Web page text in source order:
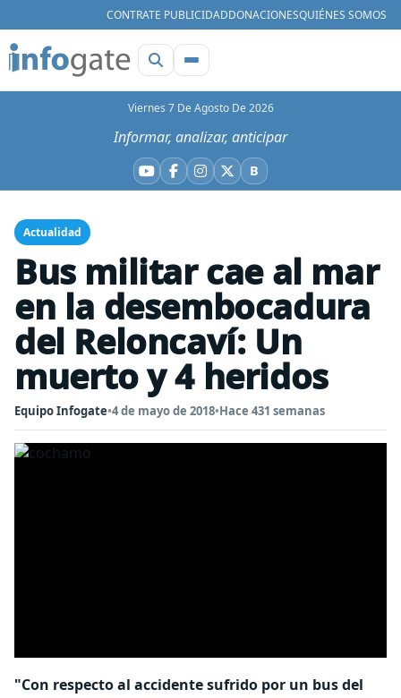
CONTRATE PUBLICIDADDONACIONESQUIÉNES SOMOS
Viernes 7 De Agosto De 2026
Informar, analizar, anticipar
YouTube
Facebook
Instagram
X BBluesky
Actualidad
Bus militar cae al mar
en la desembocadura
del Reloncaví: Un
muerto y 4 heridos
Equipo Infogate•4 de mayo de 2018•Hace 431 semanas
"Con respecto al accidente sufrido por un bus del